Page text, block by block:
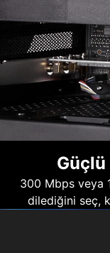
Güçlü
300 Mbps veya
dilediğini seç,